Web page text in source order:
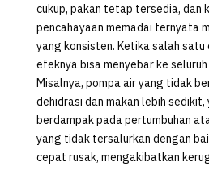
cukup, pakan tetap tersedia, dan
pencahayaan memadai ternyata
yang konsisten. Ketika salah
efeknya bisa menyebar ke
Misalnya, pompa air yang tidak
dehidrasi dan makan lebih sedikit,
berdampak pada pertumbuhan
yang tidak tersalurkan dengan
cepat rusak, mengakibatkan